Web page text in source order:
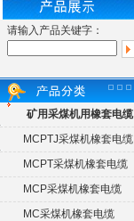
请输入产品关键字：
矿用采煤机用橡套电缆
MCPTJ采煤机橡套电缆
MCPT采煤机橡套电缆
MCP采煤机橡套电缆
MC采煤机橡套电缆